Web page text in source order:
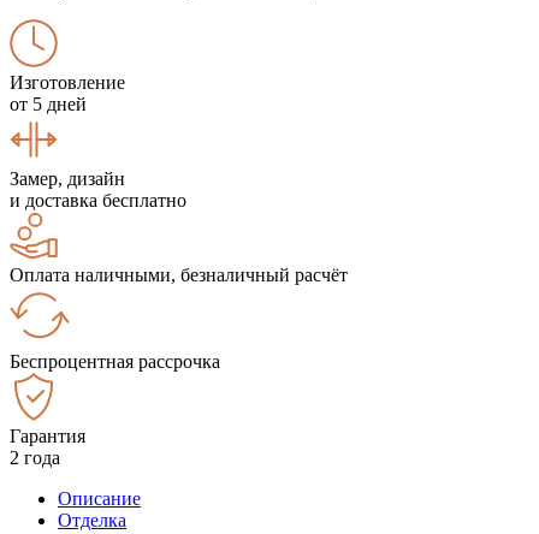
Изготовление
от 5 дней
Замер, дизайн
и доставка бесплатно
Оплата наличными, безналичный расчёт
Беспроцентная рассрочка
Гарантия
2 года
Описание
Отделка